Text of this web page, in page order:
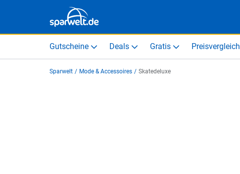
Gutscheine Deals Gratis Preisvergleich
Sparwelt / Mode & Accessoires / Skatedeluxe